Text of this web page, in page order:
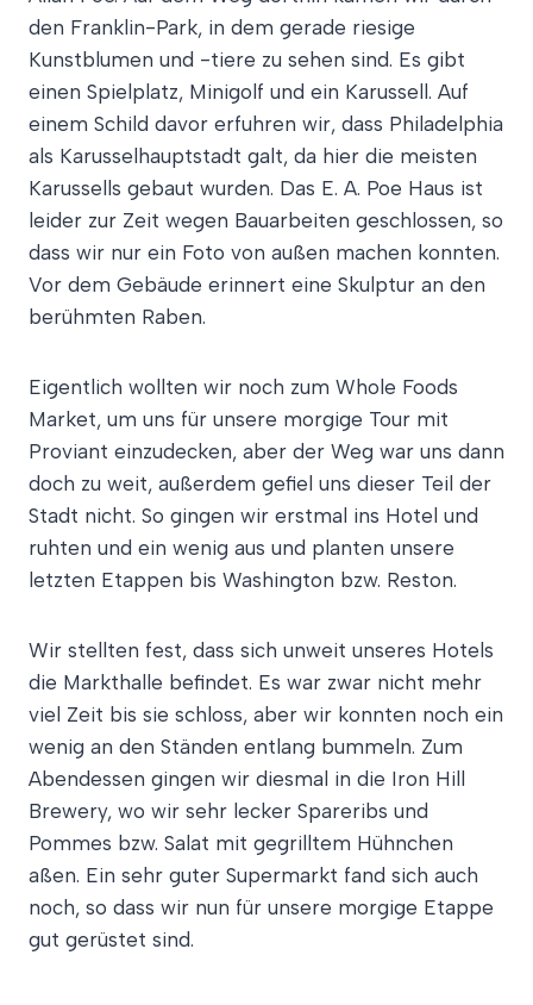
den Franklin-Park, in dem gerade riesige
Kunstblumen und -tiere zu sehen sind. Es gibt
einen Spielplatz, Minigolf und ein Karussell. Auf
einem Schild davor erfuhren wir, dass Philadelphia
als Karusselhauptstadt galt, da hier die meisten
Karussells gebaut wurden. Das E. A. Poe Haus ist
leider zur Zeit wegen Bauarbeiten geschlossen, so
dass wir nur ein Foto von außen machen konnten.
Vor dem Gebäude erinnert eine Skulptur an den
berühmten Raben.
Eigentlich wollten wir noch zum Whole Foods
Market, um uns für unsere morgige Tour mit
Proviant einzudecken, aber der Weg war uns dann
doch zu weit, außerdem gefiel uns dieser Teil der
Stadt nicht. So gingen wir erstmal ins Hotel und
ruhten und ein wenig aus und planten unsere
letzten Etappen bis Washington bzw. Reston.
Wir stellten fest, dass sich unweit unseres Hotels
die Markthalle befindet. Es war zwar nicht mehr
viel Zeit bis sie schloss, aber wir konnten noch ein
wenig an den Ständen entlang bummeln. Zum
Abendessen gingen wir diesmal in die Iron Hill
Brewery, wo wir sehr lecker Spareribs und
Pommes bzw. Salat mit gegrilltem Hühnchen
aßen. Ein sehr guter Supermarkt fand sich auch
noch, so dass wir nun für unsere morgige Etappe
gut gerüstet sind.